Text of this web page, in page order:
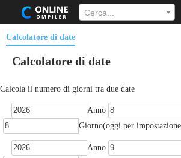
Cerca...
Calcolatore di date
Calcolatore di date
Calcola il numero di giorni tra due date
Anno
Giorno(oggi per
Anno